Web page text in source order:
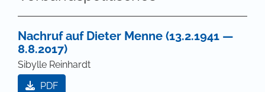
Nachruf auf Dieter Menne (13.2.1941 —
8.8.2017)
Sibylle Reinhardt
PDF